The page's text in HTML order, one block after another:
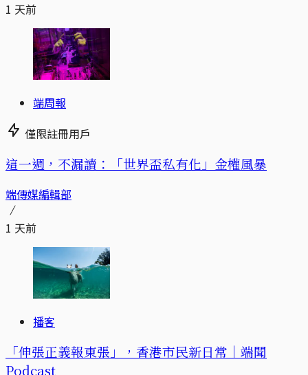
1 天前
端周報
僅限註冊用戶
這一週，不漏讀：「世界盃私有化」金權風暴
端傳媒編輯部
1 天前
播客
「伸張正義報東張」，香港市民新日常｜端聞
Podcast